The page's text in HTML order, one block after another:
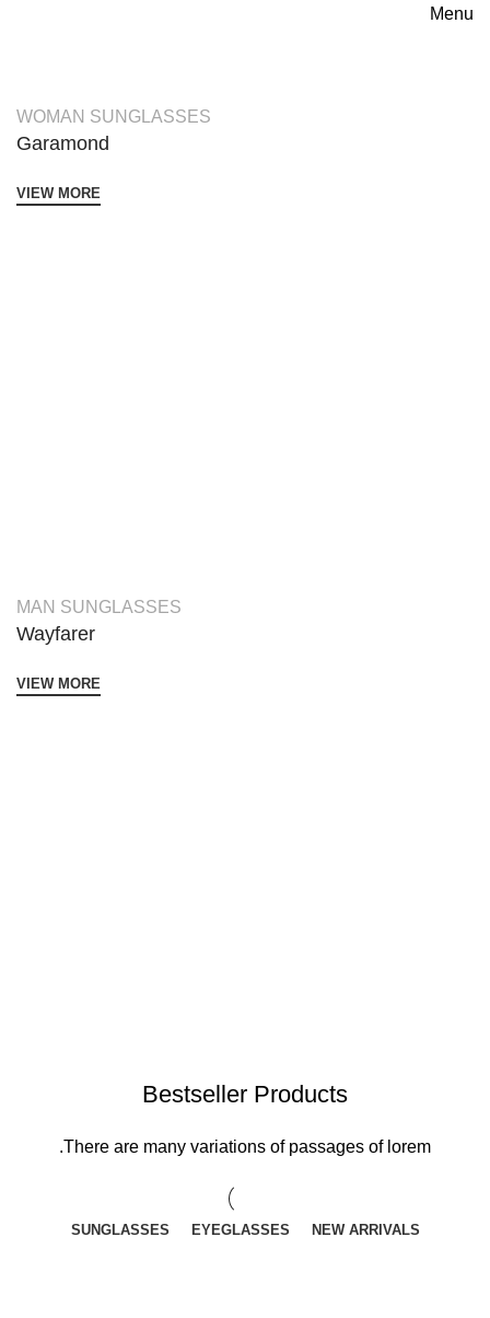
Menu
WOMAN SUNGLASSES
Garamond
VIEW MORE
MAN SUNGLASSES
Wayfarer
VIEW MORE
Bestseller Products
There are many variations of passages of lorem.
NEW ARRIVALS
EYEGLASSES
SUNGLASSES